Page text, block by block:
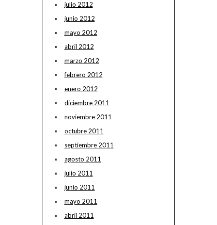
julio 2012
junio 2012
mayo 2012
abril 2012
marzo 2012
febrero 2012
enero 2012
diciembre 2011
noviembre 2011
octubre 2011
septiembre 2011
agosto 2011
julio 2011
junio 2011
mayo 2011
abril 2011